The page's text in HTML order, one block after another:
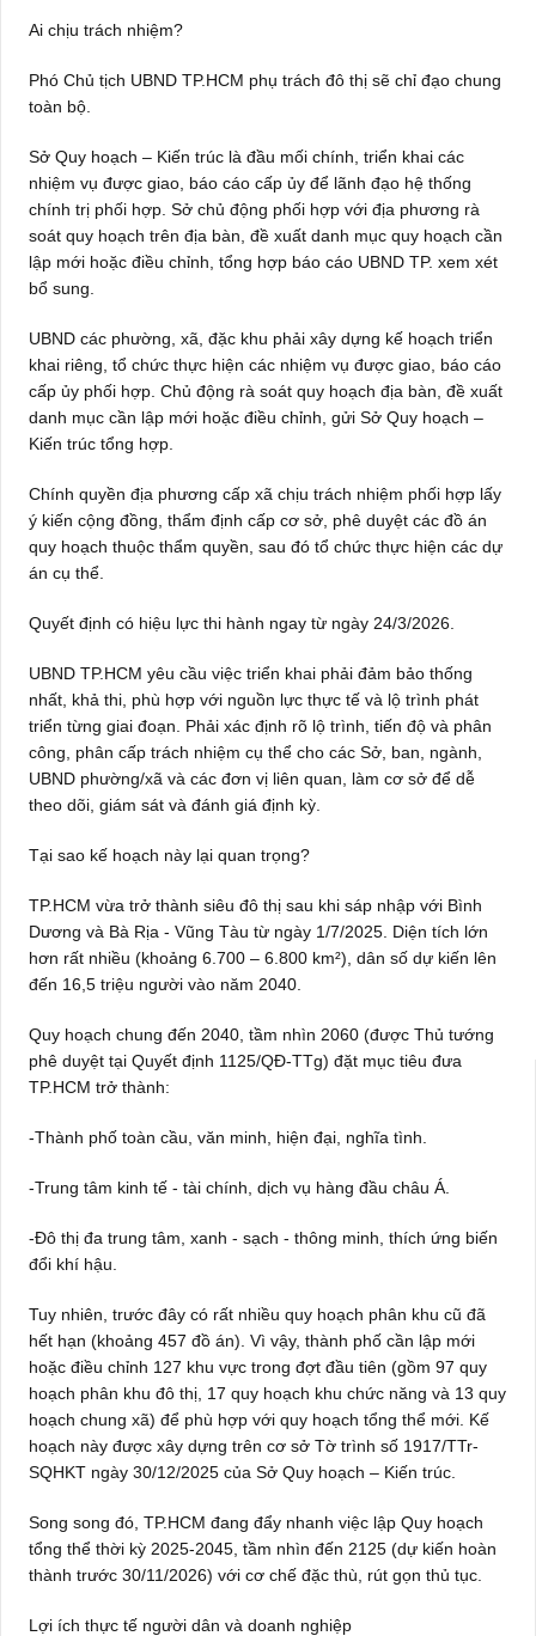
Ai chịu trách nhiệm?
Phó Chủ tịch UBND TP.HCM phụ trách đô thị sẽ chỉ đạo chung
toàn bộ.
Sở Quy hoạch – Kiến trúc là đầu mối chính, triển khai các
nhiệm vụ được giao, báo cáo cấp ủy để lãnh đạo hệ thống
chính trị phối hợp. Sở chủ động phối hợp với địa phương rà
soát quy hoạch trên địa bàn, đề xuất danh mục quy hoạch cần
lập mới hoặc điều chỉnh, tổng hợp báo cáo UBND TP. xem xét
bổ sung.
UBND các phường, xã, đặc khu phải xây dựng kế hoạch triển
khai riêng, tổ chức thực hiện các nhiệm vụ được giao, báo cáo
cấp ủy phối hợp. Chủ động rà soát quy hoạch địa bàn, đề xuất
danh mục cần lập mới hoặc điều chỉnh, gửi Sở Quy hoạch –
Kiến trúc tổng hợp.
Chính quyền địa phương cấp xã chịu trách nhiệm phối hợp lấy
ý kiến cộng đồng, thẩm định cấp cơ sở, phê duyệt các đồ án
quy hoạch thuộc thẩm quyền, sau đó tổ chức thực hiện các dự
án cụ thể.
Quyết định có hiệu lực thi hành ngay từ ngày 24/3/2026.
UBND TP.HCM yêu cầu việc triển khai phải đảm bảo thống
nhất, khả thi, phù hợp với nguồn lực thực tế và lộ trình phát
triển từng giai đoạn. Phải xác định rõ lộ trình, tiến độ và phân
công, phân cấp trách nhiệm cụ thể cho các Sở, ban, ngành,
UBND phường/xã và các đơn vị liên quan, làm cơ sở để dễ
theo dõi, giám sát và đánh giá định kỳ.
Tại sao kế hoạch này lại quan trọng?
TP.HCM vừa trở thành siêu đô thị sau khi sáp nhập với Bình
Dương và Bà Rịa - Vũng Tàu từ ngày 1/7/2025. Diện tích lớn
hơn rất nhiều (khoảng 6.700 – 6.800 km²), dân số dự kiến lên
đến 16,5 triệu người vào năm 2040.
Quy hoạch chung đến 2040, tầm nhìn 2060 (được Thủ tướng
phê duyệt tại Quyết định 1125/QĐ-TTg) đặt mục tiêu đưa
TP.HCM trở thành:
-Thành phố toàn cầu, văn minh, hiện đại, nghĩa tình.
-Trung tâm kinh tế - tài chính, dịch vụ hàng đầu châu Á.
-Đô thị đa trung tâm, xanh - sạch - thông minh, thích ứng biến
đổi khí hậu.
Tuy nhiên, trước đây có rất nhiều quy hoạch phân khu cũ đã
hết hạn (khoảng 457 đồ án). Vì vậy, thành phố cần lập mới
hoặc điều chỉnh 127 khu vực trong đợt đầu tiên (gồm 97 quy
hoạch phân khu đô thị, 17 quy hoạch khu chức năng và 13 quy
hoạch chung xã) để phù hợp với quy hoạch tổng thể mới. Kế
hoạch này được xây dựng trên cơ sở Tờ trình số 1917/TTr-
SQHKT ngày 30/12/2025 của Sở Quy hoạch – Kiến trúc.
Song song đó, TP.HCM đang đẩy nhanh việc lập Quy hoạch
tổng thể thời kỳ 2025-2045, tầm nhìn đến 2125 (dự kiến hoàn
thành trước 30/11/2026) với cơ chế đặc thù, rút gọn thủ tục.
Lợi ích thực tế người dân và doanh nghiệp